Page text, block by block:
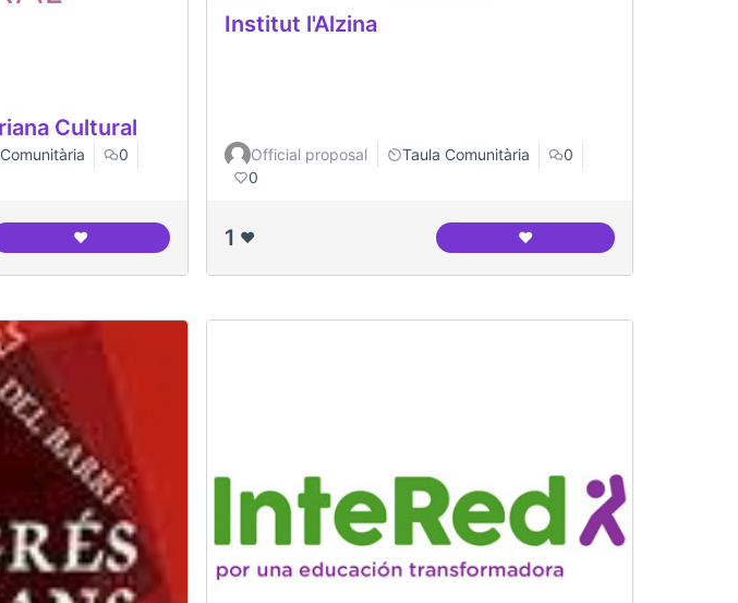
Cultural
0
❤️Centre Cívic Can Clariana Cultural
Institut l'Alzina
Official proposal Taula Comunitària
0
0
1 ❤️ ❤️Institut l'Alzina